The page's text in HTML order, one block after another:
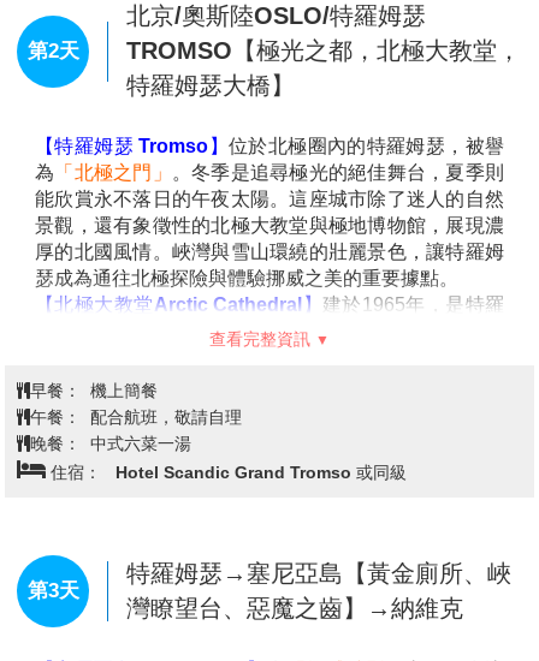
第2天
北京/奧斯陸OSLO/特羅姆瑟
TROMSO【極光之都，北極大教堂，
特羅姆瑟大橋】
【特羅姆瑟 Tromso】
為「北極之門」
。冬季是追尋極光的絕佳舞台，夏季則
能欣賞永不落日的午夜太陽。這座城市除了迷人的自然
瑟成為通往北極探險與體驗挪威之美的重要據點。
【北極大教堂Arctic Cathedral】 建於1965年，是特羅
姆瑟最具代表性的地標。三角造型與白色外觀象徵極地